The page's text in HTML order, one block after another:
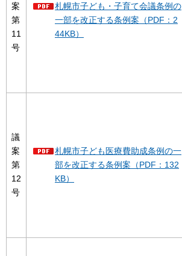
案
第
11
号
札幌市子ども・子育て会議条例の
一部を改正する条例案（PDF：2
44KB）
議
案
第
12
号
札幌市子ども医療費助成条例の一
部を改正する条例案（PDF：132
KB）